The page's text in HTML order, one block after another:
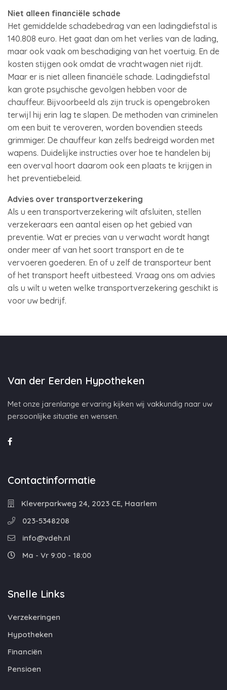
Niet alleen financiële schade
Het gemiddelde schadebedrag van een ladingdiefstal is
140.808 euro. Het gaat dan om het verlies van de lading,
maar ook vaak om beschadiging van het voertuig. En de
kosten stijgen ook omdat de vrachtwagen niet rijdt.
Maar er is niet alleen financiële schade. Ladingdiefstal
kan grote psychische gevolgen hebben voor de
chauffeur. Bijvoorbeeld als zijn truck is opengebroken
terwijl hij erin lag te slapen. De methoden van criminelen
om een buit te veroveren, worden bovendien steeds
grimmiger. De chauffeur kan zelfs bedreigd worden met
wapens. Duidelijke instructies over hoe te handelen bij
een overval hoort daarom ook een plaats te krijgen in
het preventiebeleid.
Advies over transportverzekering
Als u een transportverzekering wilt afsluiten, stellen
verzekeraars een aantal eisen op het gebied van
preventie. Wat er precies van u verwacht wordt hangt
onder meer af van het soort transport en de te
vervoeren goederen. En of u zelf de transporteur bent
of het transport heeft uitbesteed. Vraag ons om advies
als u wilt u weten welke transportverzekering geschikt is
voor uw bedrijf.
Van der Eerden Hypotheken
Met onze jarenlange ervaring kijken wij vakkundig naar uw
persoonlijke situatie en wensen.
Contactinformatie
Kleverparkweg 24, 2023 CE, Haarlem
023-5348208
info@vdeh.nl
Ma - Vr 9:00 - 18:00
Snelle Links
Verzekeringen
Hypotheken
Financiën
Pensioen